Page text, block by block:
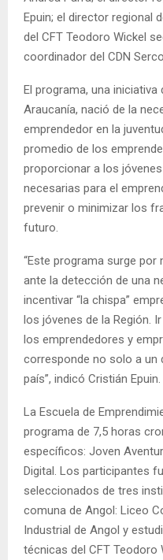
Epuin; el director regional
del CFT Teodoro Wickel
coordinador del CDN
El programa, una iniciativa
Araucanía, nació de la
emprendedor en la
promedio de los
proporcionar a los
necesarias para el
prevenir o minimizar los
futuro.
“Este programa surge
ante la detección de una
incentivar “la chispa”
los jóvenes de la Región.
los emprendedores y
corresponde no solo a un
país”, indicó Cristián Epuin.
La Escuela de
programa de 7,5 horas
específicos: Joven
Digital. Los participantes
seleccionados de tres
comuna de Angol: Liceo
Industrial de Angol y
técnicas del CFT Teodoro